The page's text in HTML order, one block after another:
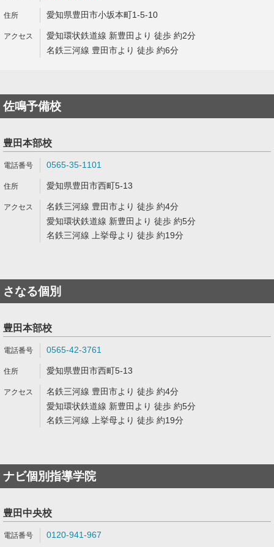
愛知県豊田市小坂本町1-5-10
愛知環状鉄道線 新豊田より 徒歩 約2分
名鉄三河線 豊田市より 徒歩 約6分
佐鳴予備校
豊田本部校
0565-35-1101
愛知県豊田市西町5-13
名鉄三河線 豊田市より 徒歩 約4分
愛知環状鉄道線 新豊田より 徒歩 約5分
名鉄三河線 上挙母より 徒歩 約19分
さなる個別
豊田本部校
0565-42-3761
愛知県豊田市西町5-13
名鉄三河線 豊田市より 徒歩 約4分
愛知環状鉄道線 新豊田より 徒歩 約5分
名鉄三河線 上挙母より 徒歩 約19分
ナビ個別指導学院
豊田中央校
0120-941-967